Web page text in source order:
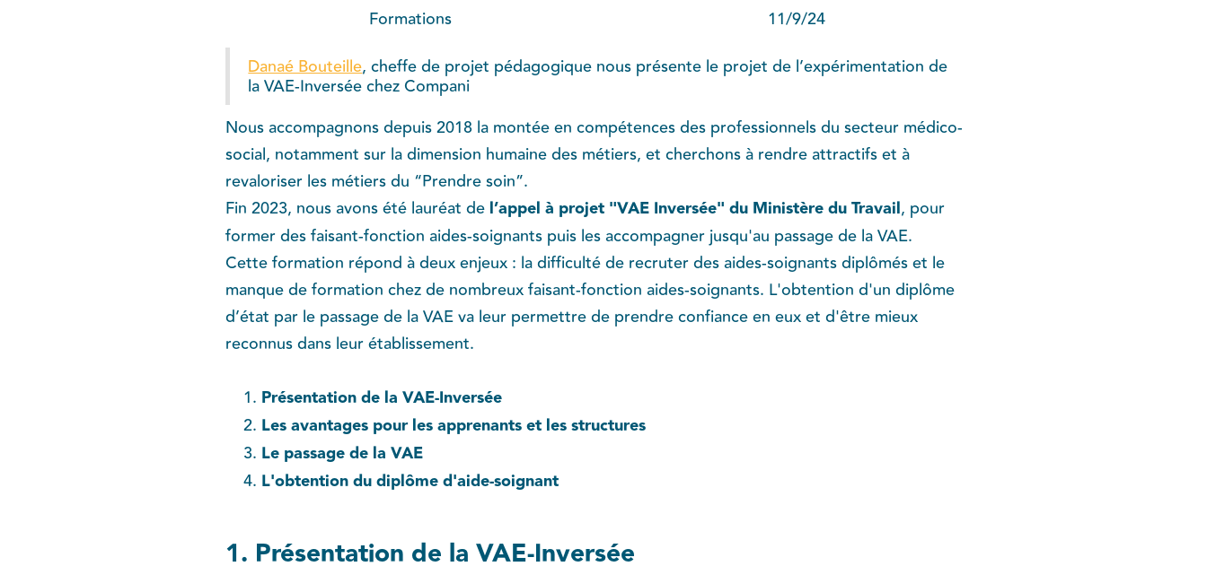
Formations
11/9/24
Danaé Bouteille, cheffe de projet pédagogique nous présente le projet de l’expérimentation de
la VAE-Inversée chez Compani
Nous accompagnons depuis 2018 la montée en compétences des professionnels du secteur médico-
social, notamment sur la dimension humaine des métiers, et cherchons à rendre attractifs et à
revaloriser les métiers du “Prendre soin”.
Fin 2023, nous avons été lauréat de l’appel à projet "VAE Inversée" du Ministère du Travail, pour
former des faisant-fonction aides-soignants puis les accompagner jusqu'au passage de la VAE.
Cette formation répond à deux enjeux : la difficulté de recruter des aides-soignants diplômés et le
manque de formation chez de nombreux faisant-fonction aides-soignants. L'obtention d'un diplôme
d’état par le passage de la VAE va leur permettre de prendre confiance en eux et d'être mieux
reconnus dans leur établissement.
Présentation de la VAE-Inversée
Les avantages pour les apprenants et les structures
Le passage de la VAE
L'obtention du diplôme d'aide-soignant
1. Présentation de la VAE-Inversée